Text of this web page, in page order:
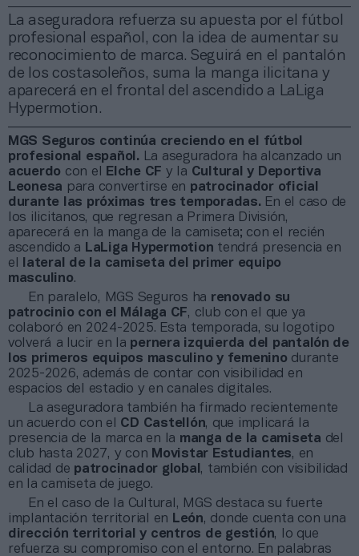
La aseguradora refuerza su apuesta por el fútbol
profesional español, con la idea de aumentar su
reconocimiento de marca. Seguirá en el pantalón
de los costasoleños, suma la manga ilicitana y
aparecerá en el frontal del ascendido a LaLiga
Hypermotion.
MGS Seguros continúa creciendo en el fútbol
profesional español.
La aseguradora ha alcanzado un
acuerdo con el Elche CF y la Cultural y Deportiva
Leonesa para convertirse en patrocinador oficial
durante las próximas tres temporadas. En el caso de
los ilicitanos, que regresan a Primera División,
aparecerá en la manga de la camiseta; con el recién
ascendido a LaLiga Hypermotion tendrá presencia en
el
lateral de la camiseta del primer equipo
masculino.
En paralelo, MGS Seguros ha renovado su
patrocinio con el Málaga CF, club con el que ya
colaboró en 2024-2025. Esta temporada, su logotipo
volverá a lucir en la pernera izquierda del pantalón de
los primeros equipos masculino y femenino durante
2025-2026, además de contar con visibilidad en
espacios del estadio y en canales digitales.
La aseguradora también ha firmado recientemente
un acuerdo con el CD Castellón, que implicará la
presencia de la marca en la manga de la camiseta del
club hasta 2027, y con Movistar Estudiantes, en
calidad de patrocinador global , también con visibilidad
en la camiseta de juego.
En el caso de la Cultural, MGS destaca su fuerte
implantación territorial en León, donde cuenta con una
dirección territorial y centros de gestión, lo que
refuerza su compromiso con el entorno. En palabras